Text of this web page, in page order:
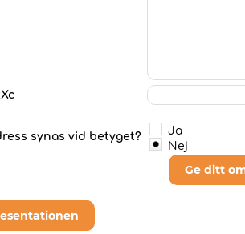
synas vid betyget?
Ja
Nej
Ge ditt